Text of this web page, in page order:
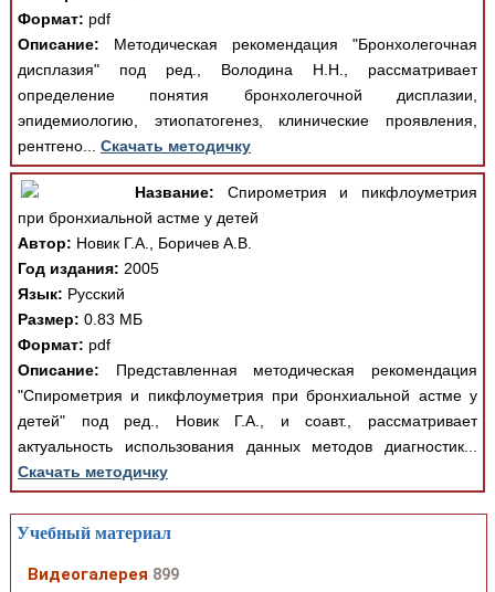
Формат: pdf
Описание: Методическая рекомендация "Бронхолегочная
дисплазия" под ред., Володина Н.Н., рассматривает
определение понятия бронхолегочной дисплазии,
эпидемиологию, этиопатогенез, клинические проявления,
рентгено... Скачать методичку
Название: Спирометрия и пикфлоуметрия
при бронхиальной астме у детей
Автор: Новик Г.А., Боричев А.В.
Год издания: 2005
Язык: Русский
Размер: 0.83 МБ
Формат: pdf
Описание: Представленная методическая рекомендация
"Спирометрия и пикфлоуметрия при бронхиальной астме у
детей" под ред., Новик Г.А., и соавт., рассматривает
актуальность использования данных методов диагностик...
Скачать методичку
Учебный материал
Видеогалерея 899